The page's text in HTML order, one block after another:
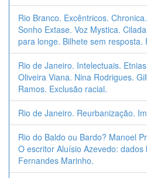
Rio Branco. Excêntricos.
Sonho Extase. Voz Mystica.
para longe. Bilhete sem resposta.
Rio de Janeiro. Intelectuais.
Oliveira Viana. Nina Rodrigues.
Ramos. Exclusão racial.
Rio de Janeiro. Reurbanização.
Rio do Baldo ou Bardo? Manoel
O escritor Aluísio Azevedo:
Fernandes Marinho.